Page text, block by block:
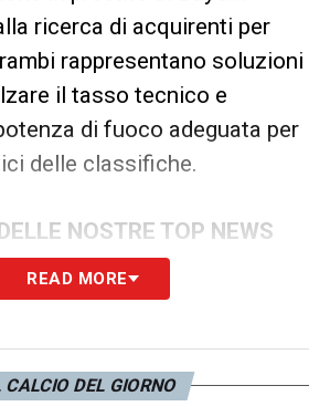
ricerca di acquirenti per
rappresentano soluzioni
il tasso tecnico e
di fuoco adeguata per
delle classifiche.
NOSTRE TOP NEWS
READ MORE
CALCIO DEL GIORNO